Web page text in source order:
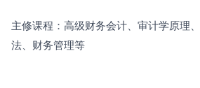
主修课程：高级财务会计、审计学原理
法、财务管理等